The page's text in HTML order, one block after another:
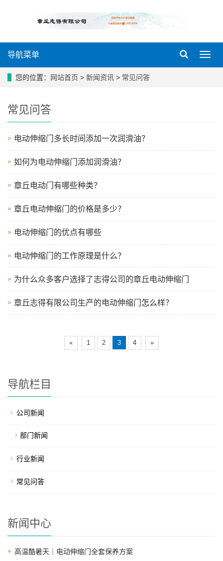
导
导航菜单
您的位置： 网站首页 > 新闻资讯 > 常见问答
常见问答
电动伸缩门多长时间添加一次润滑油？
如何为电动伸缩门添加润滑油？
章丘电动门有哪些种类？
章丘电动伸缩门的价格是多少？
电动伸缩门的优点有哪些
电动伸缩门的工作原理是什么？
为什么众多客户选择了志得公司的章丘电动伸缩门
章丘志得有限公司生产的电动伸缩门怎么样？
« 1 2 3 4 »
导航栏目
公司新闻
部门新闻
行业新闻
常见问答
新闻中心
高温酷暑天｜电动伸缩门全套保养方案